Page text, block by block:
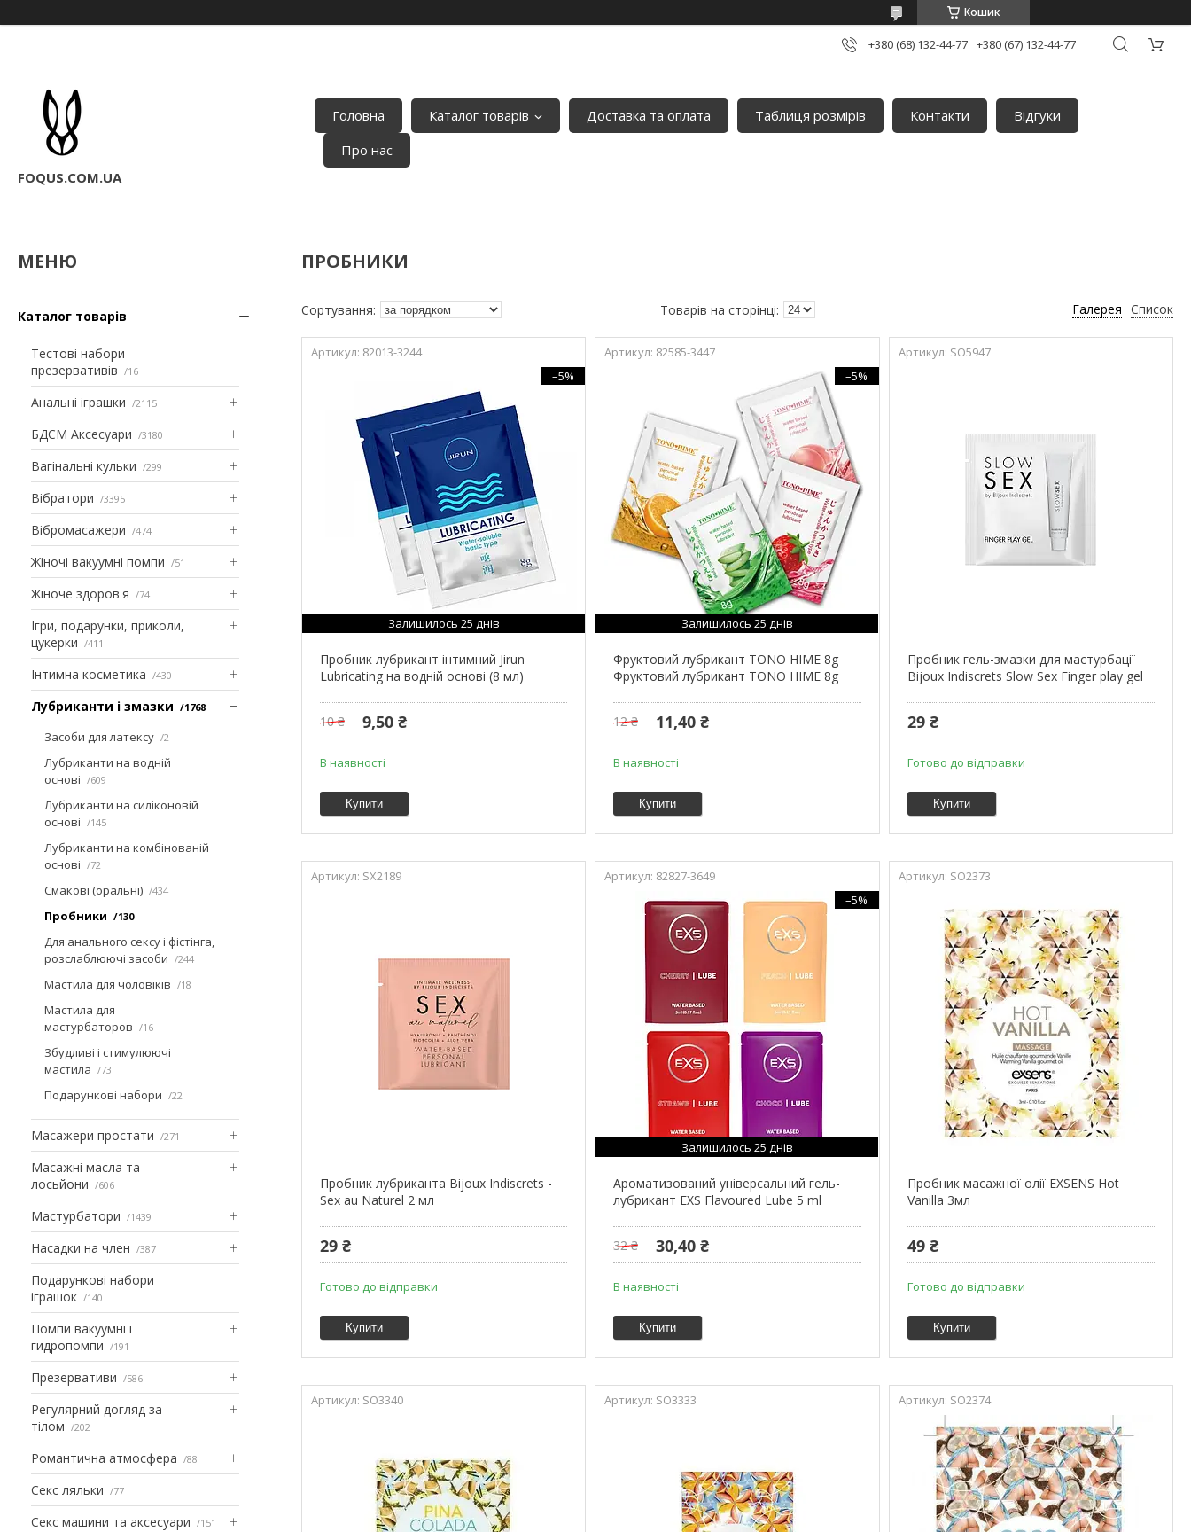
Кошик
+380 (68) 132-44-77 +380 (67) 132-44-77
FOQUS.COM.UA
Головна Каталог товарів Доставка та оплата Таблиця розмірів Контакти
Відгуки
Про нас
Каталог товарів
Тестові набори
презервативів
16
Анальні іграшки 2115
БДСМ Аксесуари 3180
Вагінальні кульки 299
Вібратори 3395
Вібромасажери 474
Жіночі вакуумні помпи 51
Жіноче здоров'я 74
Ігри, подарунки, приколи,
цукерки
411
Інтимна косметика 430
Лубриканти і змазки 1768
Засоби для латексу 2
Лубриканти на водній
основі
609
Лубриканти на силіконовій
основі
145
Лубриканти на комбінованій
основі
72
Смакові (оральні) 434
Пробники 130
Для анального сексу і фістінга,
розслаблюючі засоби
244
Мастила для чоловіків 18
Мастила для
мастурбаторов
16
Збудливі і стимулюючі
мастила
73
Подарункові набори 22
Масажери простати 271
Масажні масла та
лосьйони
606
Мастурбатори 1439
Насадки на член 387
Подарункові набори
іграшок
140
Помпи вакуумні і
гидропомпи
191
Презервативи 586
Регулярний догляд за
тілом
202
Романтична атмосфера 88
Секс ляльки 77
Секс машини та аксесуари 151
ПРОБНИКИ
Галерея Список
82013-3244
–5%
Залишилось 25 днів
Пробник лубрикант інтимний Jirun
Lubricating на водній основі (8 мл)
10 ₴ 9,50 ₴
В наявності
Купити
82585-3447
–5%
Залишилось 25 днів
Фруктовий лубрикант TONO HIME 8g
Фруктовий лубрикант TONO HIME 8g
12 ₴ 11,40 ₴
В наявності
Купити
SO5947
Пробник гель-змазки для мастурбації
Bijoux Indiscrets Slow Sex Finger play gel
29 ₴
Готово до відправки
Купити
SX2189
Пробник лубриканта Bijoux Indiscrets -
Sex au Naturel 2 мл
29 ₴
Готово до відправки
Купити
82827-3649
–5%
Залишилось 25 днів
Ароматизований універсальний гель-
лубрикант EXS Flavoured Lube 5 ml
32 ₴ 30,40 ₴
В наявності
Купити
SO2373
Пробник масажної олії EXSENS Hot
Vanilla 3мл
49 ₴
Готово до відправки
Купити
SO3340 SO3333 SO2374